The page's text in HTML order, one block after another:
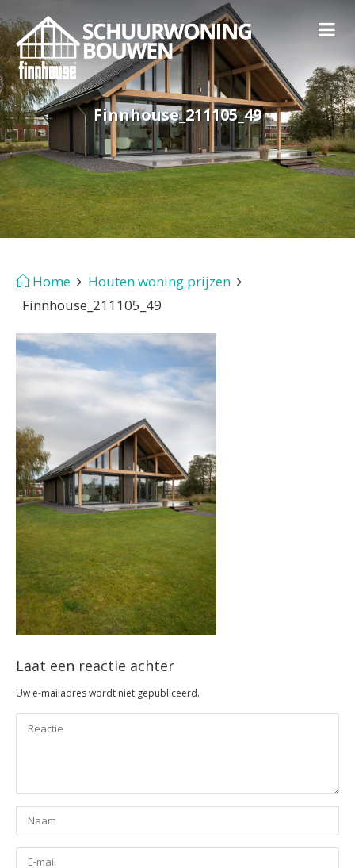
Finnhouse_211105_49
Home
Houten woning prijzen
Finnhouse_211105_49
Laat een reactie achter
Uw e-mailadres wordt niet gepubliceerd.